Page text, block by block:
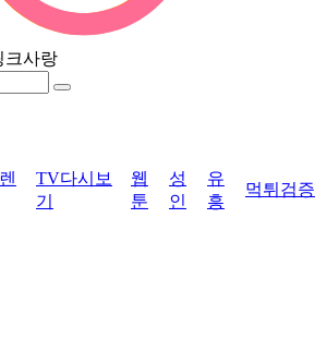
크사랑
TV다시보
기
웹
툰
성
인
유
흥
먹튀검증